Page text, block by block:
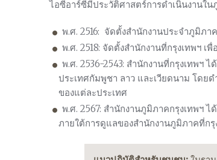
ไอซีอาร์ซีมีประวัติศาสตร์การดำเนินงานใ
พ.ศ. 2516: จัดตั้งสำนักงานประจำภูมิภา
พ.ศ. 2518: จัดตั้งสำนักงานที่กรุงเทพฯ
พ.ศ. 2536-2543: สำนักงานที่กรุงเทพฯ
ประเทศกัมพูชา ลาว และเวียดนาม โดย
ของแต่ละประเทศ
พ.ศ. 2567: สำนักงานภูมิภาคกรุงเทพฯ ไ
ภายใต้การดูแลของสำนักงานภูมิภาคที่กรุ